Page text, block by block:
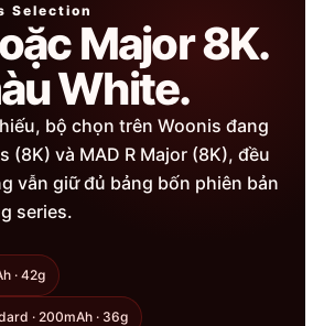
Selection
Major 8K.
White.
bộ chọn trên Woonis đang
(8K) và MAD R Major (8K), đều
vẫn giữ đủ bảng bốn phiên bản
series.
· 42g
· 200mAh · 36g